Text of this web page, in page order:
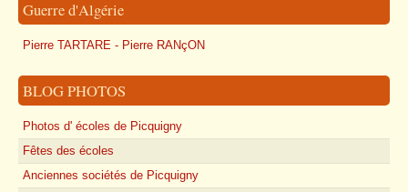
Guerre d'Algérie
Pierre TARTARE - Pierre RANçON
BLOG PHOTOS
Photos d' écoles de Picquigny
Fêtes des écoles
Anciennes sociétés de Picquigny